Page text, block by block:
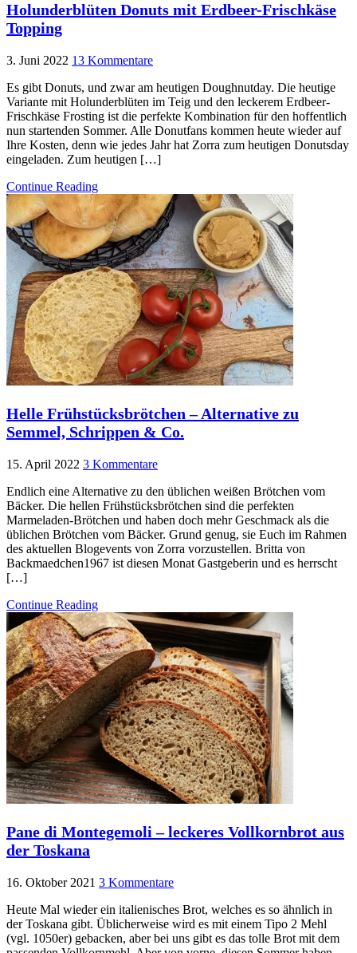
Holunderblüten Donuts mit Erdbeer-Frischkäse
Topping
3. Juni 2022 13 Kommentare
Es gibt Donuts, und zwar am heutigen Doughnutday. Die heutige
Variante mit Holunderblüten im Teig und den leckerem Erdbeer-
Frischkäse Frosting ist die perfekte Kombination für den hoffentlich
nun startenden Sommer. Alle Donutfans kommen heute wieder auf
Ihre Kosten, denn wie jedes Jahr hat Zorra zum heutigen Donutsday
eingeladen. Zum heutigen […]
Continue Reading
Helle Frühstücksbrötchen – Alternative zu
Semmel, Schrippen & Co.
15. April 2022 3 Kommentare
Endlich eine Alternative zu den üblichen weißen Brötchen vom
Bäcker. Die hellen Frühstücksbrötchen sind die perfekten
Marmeladen-Brötchen und haben doch mehr Geschmack als die
üblichen Brötchen vom Bäcker. Grund genug, sie Euch im Rahmen
des aktuellen Blogevents von Zorra vorzustellen. Britta von
Backmaedchen1967 ist diesen Monat Gastgeberin und es herrscht
[…]
Continue Reading
Pane di Montegemoli – leckeres Vollkornbrot aus
der Toskana
16. Oktober 2021 3 Kommentare
Heute Mal wieder ein italienisches Brot, welches es so ähnlich in
der Toskana gibt. Üblicherweise wird es mit einem Tipo 2 Mehl
(vgl. 1050er) gebacken, aber bei uns gibt es das tolle Brot mit dem